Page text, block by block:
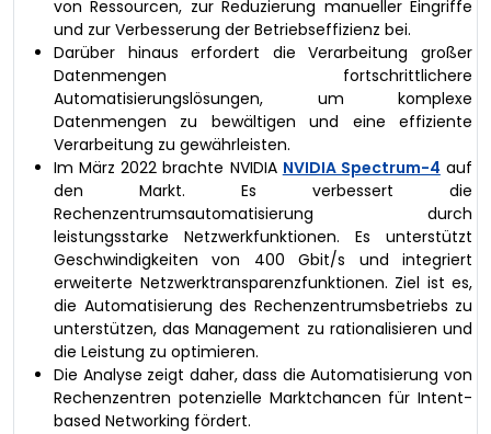
von Ressourcen, zur Reduzierung manueller Eingriffe
und zur Verbesserung der Betriebseffizienz bei.
Darüber hinaus erfordert die Verarbeitung großer
Datenmengen fortschrittlichere
Automatisierungslösungen, um komplexe
Datenmengen zu bewältigen und eine effiziente
Verarbeitung zu gewährleisten.
Im März 2022 brachte NVIDIA NVIDIA Spectrum-4 auf
den Markt. Es verbessert die
Rechenzentrumsautomatisierung durch
leistungsstarke Netzwerkfunktionen. Es unterstützt
Geschwindigkeiten von 400 Gbit/s und integriert
erweiterte Netzwerktransparenzfunktionen. Ziel ist es,
die Automatisierung des Rechenzentrumsbetriebs zu
unterstützen, das Management zu rationalisieren und
die Leistung zu optimieren.
Die Analyse zeigt daher, dass die Automatisierung von
Rechenzentren potenzielle Marktchancen für Intent-
based Networking fördert.